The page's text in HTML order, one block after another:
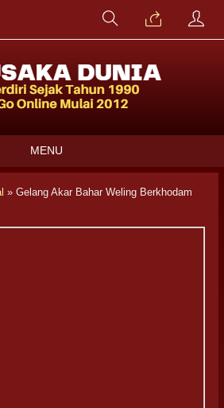
MENU
» Gelang Akar Bahar Weling Berkhodam